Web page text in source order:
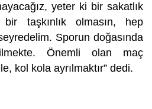
yeter ki bir sakatlık
bir taşkınlık olmasın, hep
Sporun doğasında
Önemli olan maç
kol kola ayrılmaktır” dedi.